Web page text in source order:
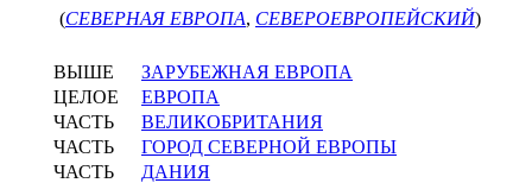
(СЕВЕРНАЯ ЕВРОПА, СЕВЕРОЕВРОПЕЙСКИЙ)
ВЫШЕ
ЗАРУБЕЖНАЯ ЕВРОПА
ЦЕЛОЕ
ЕВРОПА
ЧАСТЬ
ВЕЛИКОБРИТАНИЯ
ЧАСТЬ
ГОРОД СЕВЕРНОЙ ЕВРОПЫ
ЧАСТЬ
ДАНИЯ